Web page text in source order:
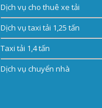
Dịch vụ cho thuê xe tải
Dịch vụ taxi tải 1,25 tấn
Taxi tải 1,4 tấn
Dịch vụ chuyển nhà